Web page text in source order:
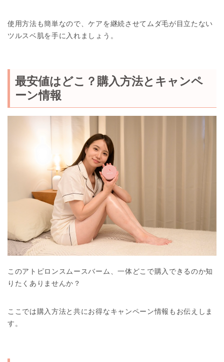
使用方法も簡単なので、ケアを継続させてムダ毛が目立たない
ツルスベ肌を手に入れましょう。
最安値はどこ？購入方法とキャンペ
ーン情報
このアトピロンスムースバーム、一体どこで購入できるのか知
りたくありませんか？
ここでは購入方法と共にお得なキャンペーン情報もお伝えしま
す。